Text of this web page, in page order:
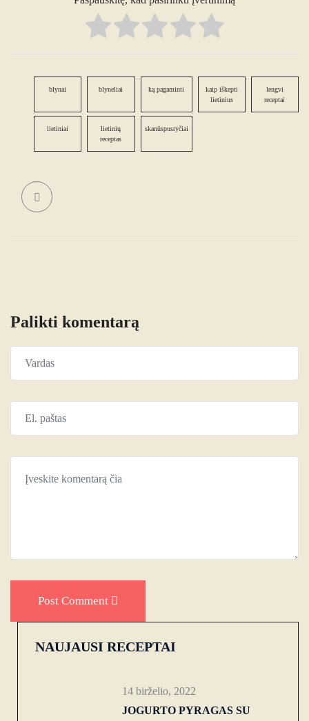
blynai blyneliai ką pagaminti
kaip iškepti
lietinius
lengvi
receptai
lietiniai
lietinių
receptas
skanūspusryčiai
Palikti komentarą
Post Comment
NAUJAUSI RECEPTAI
14 birželio, 2022
JOGURTO PYRAGAS SU